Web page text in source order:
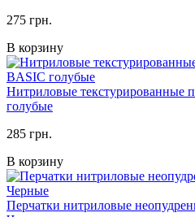
275 грн.
В корзину
Нитриловые текстурированные
голубые
285 грн.
В корзину
Перчатки нитриловые